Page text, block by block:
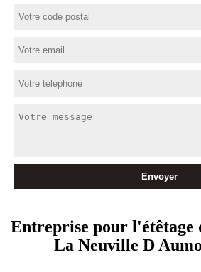
Entreprise pour l'étêtage
La Neuville D